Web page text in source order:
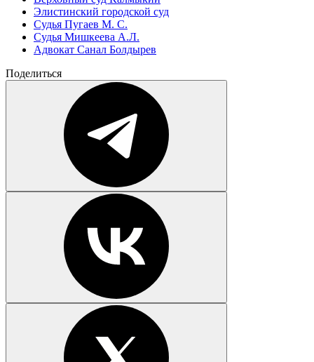
Элистинский городской суд
Судья Пугаев М. С.
Судья Мишкеева А.Л.
Адвокат Санал Болдырев
Поделиться